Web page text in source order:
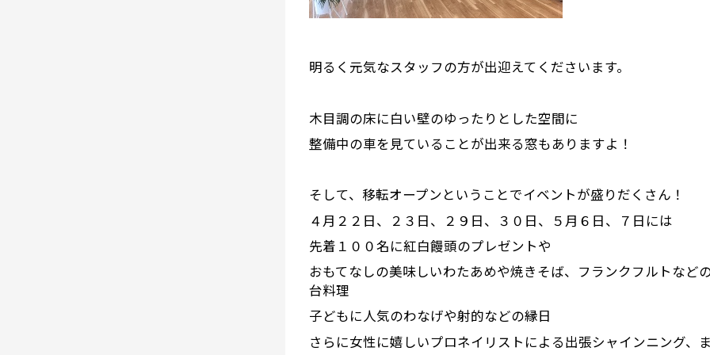
明るく元気なスタッフの方が出迎えてくださいます。
木目調の床に白い壁のゆったりとした空間に
整備中の車を見ていることが出来る窓もありますよ！
そして、移転オープンということでイベントが盛りだくさん！
４月２２日、２３日、２９日、３０日、５月６日、７日には
先着１００名に紅白饅頭のプレゼントや
おもてなしの美味しいわたあめや焼きそば、フランクフルトなど
台料理
子どもに人気のわなげや射的などの縁日
さらに女性に嬉しいプロネイリストによる出張シャインニング、